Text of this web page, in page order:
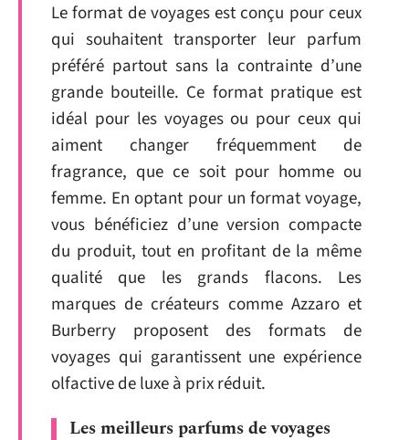
Le format de voyages est conçu pour ceux
qui souhaitent transporter leur parfum
préféré partout sans la contrainte d’une
grande bouteille. Ce format pratique est
idéal pour les voyages ou pour ceux qui
aiment changer fréquemment de
fragrance, que ce soit pour homme ou
femme. En optant pour un format voyage,
vous bénéficiez d’une version compacte
du produit, tout en profitant de la même
qualité que les grands flacons. Les
marques de créateurs comme Azzaro et
Burberry proposent des formats de
voyages qui garantissent une expérience
olfactive de luxe à prix réduit.
Les meilleurs parfums de voyages